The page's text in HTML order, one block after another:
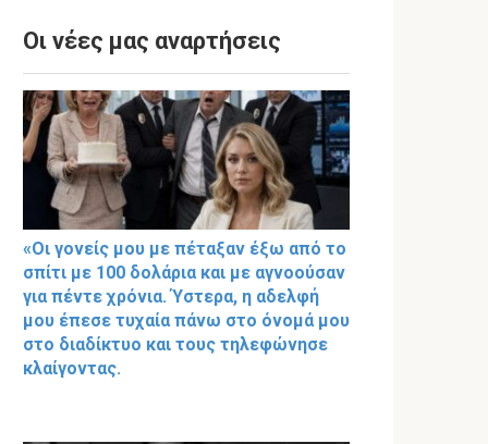
Οι νέες μας αναρτήσεις
«Οι γονείς μου με πέταξαν έξω από το
σπίτι με 100 δολάρια και με αγνοούσαν
για πέντε χρόνια. Ύστερα, η αδελφή
μου έπεσε τυχαία πάνω στο όνομά μου
στο διαδίκτυο και τους τηλεφώνησε
κλαίγοντας.